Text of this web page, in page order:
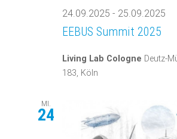
24.09.2025 - 25.09.2025
EEBUS Summit 2025
Living Lab Cologne Deutz-
183, Köln
MI.
24